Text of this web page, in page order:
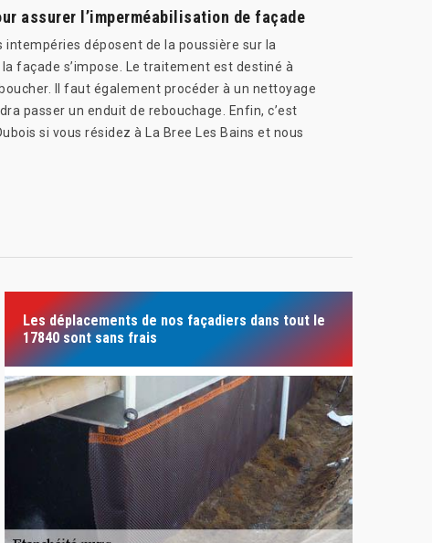
assurer l’imperméabilisation de façade
déposent de la poussière sur la
façade s’impose. Le traitement est destiné à
Il faut également procéder à un nettoyage
passer un enduit de rebouchage. Enfin, c’est
si vous résidez à La Bree Les Bains et nous
Les déplacements de nos façadiers dans tout le
17840 sont sans frais